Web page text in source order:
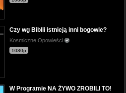
Czy wg Biblii istnieją inni bogowie?
Kosmiczne Opowieści
1080p
W Programie NA ŻYWO ZROBILI TO!